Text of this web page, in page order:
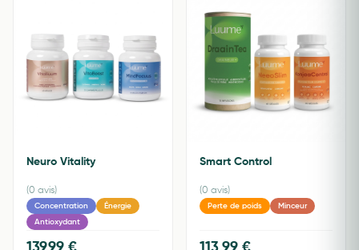
Neuro Vitality
(0 avis)
Concentration
Énergie
Antioxydant
Smart Control
(0 avis)
Perte de poids Minceur